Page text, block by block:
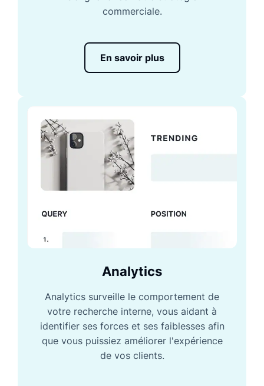
commerciale.
En savoir plus
Analytics
Analytics surveille le comportement de
votre recherche interne, vous aidant à
identifier ses forces et ses faiblesses afin
que vous puissiez améliorer l'expérience
de vos clients.